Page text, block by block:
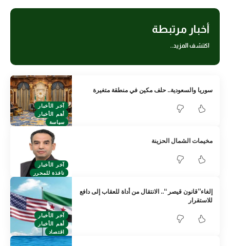
أخبار مرتبطة
اكتشف المزيد..
آخر الأخبار
أهم الأخبار
سياسة
سوريا والسعودية.. حلف مكين في منطقة متغيرة
آخر الأخبار
نافذة للمحرر
مخيمات الشمال الحزينة
آخر الأخبار
أهم الأخبار
اقتصاد
إلغاء”قانون قيصر “.. الانتقال من أداة للعقاب إلى دافع
للاستقرار